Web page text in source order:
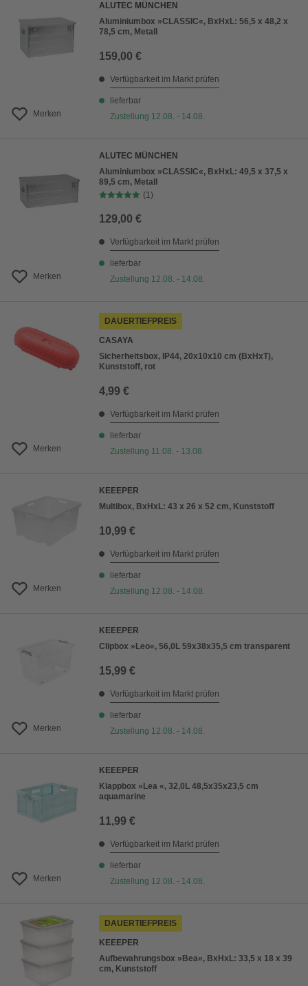
Merken
ALUTEC MÜNCHEN
Aluminiumbox »CLASSIC«, BxHxL: 56,5 x 48,2 x
78,5 cm, Metall
159,00 €
Verfügbarkeit im Markt prüfen
lieferbar
Zustellung 12.08. - 14.08.
Merken
ALUTEC MÜNCHEN
Aluminiumbox »CLASSIC«, BxHxL: 49,5 x 37,5 x
89,5 cm, Metall
(1)
129,00 €
Verfügbarkeit im Markt prüfen
lieferbar
Zustellung 12.08. - 14.08.
Merken
DAUERTIEFPREIS
CASAYA
Sicherheitsbox, IP44, 20x10x10 cm (BxHxT),
Kunststoff, rot
4,99 €
Verfügbarkeit im Markt prüfen
lieferbar
Zustellung 11.08. - 13.08.
Merken
KEEEPER
Multibox, BxHxL: 43 x 26 x 52 cm, Kunststoff
10,99 €
Verfügbarkeit im Markt prüfen
lieferbar
Zustellung 12.08. - 14.08.
Merken
KEEEPER
Clipbox »Leo«, 56,0L 59x38x35,5 cm transparent
15,99 €
Verfügbarkeit im Markt prüfen
lieferbar
Zustellung 12.08. - 14.08.
Merken
KEEEPER
Klappbox »Lea «, 32,0L 48,5x35x23,5 cm
aquamarine
11,99 €
Verfügbarkeit im Markt prüfen
lieferbar
Zustellung 12.08. - 14.08.
DAUERTIEFPREIS
KEEEPER
Aufbewahrungsbox »Bea«, BxHxL: 33,5 x 18 x 39
cm, Kunststoff